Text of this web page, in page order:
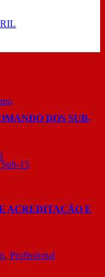
DOS SUB-
Sub-15
ACREDITAÇÃO E
, Profissional